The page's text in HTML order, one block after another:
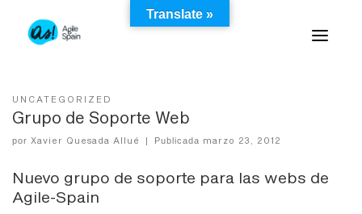
content
UNCATEGORIZED
Grupo de Soporte Web
por Xavier Quesada Allué Publicada marzo 23, 2012
Nuevo grupo de soporte para las webs de
Agile-Spain
Translate »